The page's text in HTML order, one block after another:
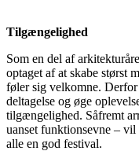
Tilgængelighed
Som en del af
optaget af at skabe størst
føler sig velkomne.
deltagelse og øge
tilgængelighed. Såfremt
uanset funktionsevne –
alle en god festival.